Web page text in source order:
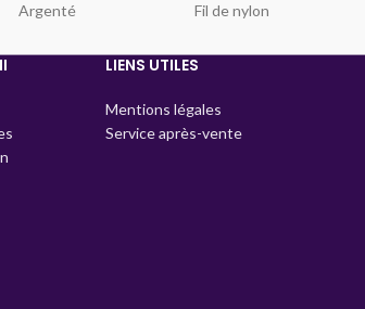
Argenté Fil de nylon
LIENS UTILES
Mentions légales
Service après-vente